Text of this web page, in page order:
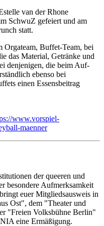
van der Rhone
SchwuZ gefeiert und am
statt.
Orgateam, Buffet-Team, bei
das Material, Getränke und
denjenigen, die beim Auf-
ebenso bei
einen Essensbeitrag
www.vorspiel-
maenner
der queeren und
besondere Aufmerksamkeit
euer Mitgliedsausweis in
Ost", dem "Theater und
"Freien Volksbühne Berlin"
eine Ermäßigung.